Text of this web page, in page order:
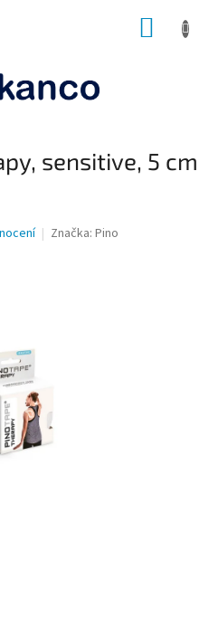
sensitive, 5 cm
Značka: Pino